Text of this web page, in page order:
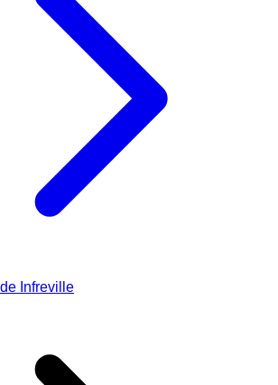
Infreville